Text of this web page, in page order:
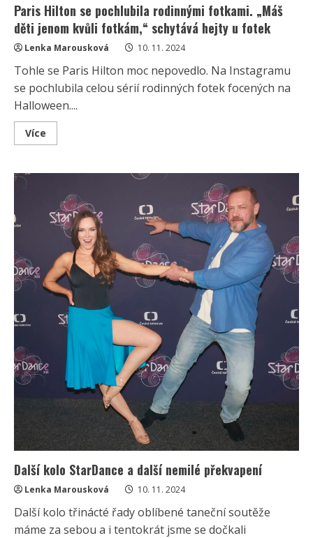
Paris Hilton se pochlubila rodinnými fotkami. „Máš
děti jenom kvůli fotkám,“ schytává hejty u fotek
Lenka Marousková 10. 11. 2024
Tohle se Paris Hilton moc nepovedlo. Na Instagramu
se pochlubila celou sérií rodinných fotek focených na
Halloween....
Více
more
Hilton
rodinnými
fotkami.
„Máš
děti
jenom
kvůli
fotkám,“
schytává
hejty
u
fotek
Další kolo StarDance a další nemilé překvapení
Lenka Marousková 10. 11. 2024
Další kolo třinácté řady oblíbené taneční soutěže
máme za sebou a i tentokrát jsme se dočkali